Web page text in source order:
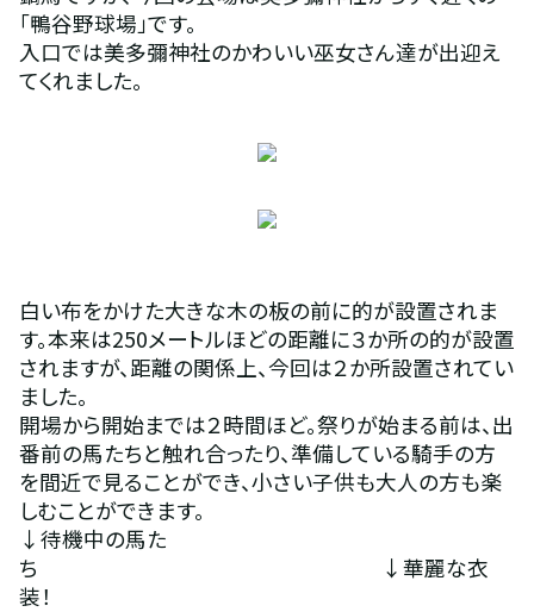
「鴨谷野球場」です。
入口では美多彌神社のかわいい巫女さん達が出迎え
てくれました。
白い布をかけた大きな木の板の前に的が設置されま
す。本来は250メートルほどの距離に３か所の的が設置
されますが、距離の関係上、今回は２か所設置されてい
ました。
開場から開始までは２時間ほど。祭りが始まる前は、出
番前の馬たちと触れ合ったり、準備している騎手の方
を間近で見ることができ、小さい子供も大人の方も楽
しむことができます。
↓待機中の馬た
ち　　　　　　　　　　　　　　　　↓華麗な衣
装！